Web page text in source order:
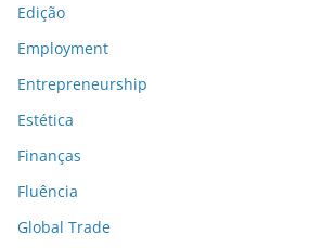
Edição
Employment
Entrepreneurship
Estética
Finanças
Fluência
Global Trade